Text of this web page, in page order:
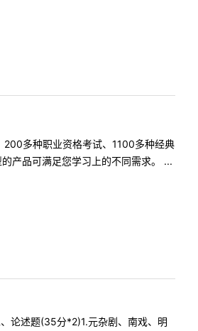
多种职业资格考试、1100多种经典
产品可满足您学习上的不同需求。 ...
论述题(35分*2)1.元杂剧、南戏、明